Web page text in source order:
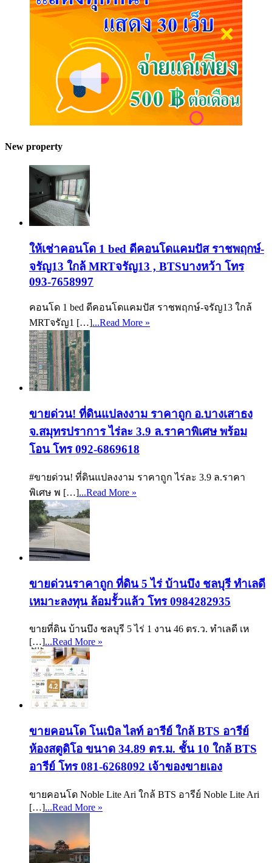
New property
ให้เช่าคอนโด 1 bed ดีคอนโดแคมปัส ราชพฤกษ์-
จรัญ13 ใกล้ MRTจรัญ13 , BTSบางหว้า โทร
093-7658997
คอนโด 1 bed ดีคอนโดแคมปัส ราชพฤกษ์-จรัญ13 ใกล้
MRTจรัญ1 […]...Read More »
ขายด่วน! ที่ดินแปลงงาม ราคาถูก อ.บางเสาธง
จ.สมุทรปราการ ไร่ละ 3.9 ล.ราคาพิเศษ พร้อม
โอน โทร 092-6869618
#ขายด่วน! ที่ดินแปลงงาม ราคาถูก ไร่ละ 3.9 ล.ราคา
พิเศษ พ […]...Read More »
ขายด่วนราคาถูก ที่ดิน 5 ไร่ บ้านบึง ชลบุรี ทำเลดี
เหมาะลงทุน ล้อมรั้วแล้ว โทร 0984282935
ขายที่ดิน บ้านบึง ชลบุรี 5 ไร่ 1 งาน 46 ตร.ว. ทำเลดี เห
[…]...Read More »
ขายคอนโด โนเบิล ไลท์ อารีย์ ใกล้ BTS อารีย์
ห้องสตูดิโอ ขนาด 34.89 ตร.ม. ชั้น 10 ใกล้ BTS
อารีย์ โทร 081-6268092 เจ้าของขายเอง
ขายคอนโด Noble Lite Ari ใกล้ BTS อารีย์ Noble Lite Ari
[…]...Read More »